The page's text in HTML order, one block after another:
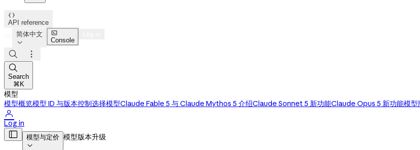

API reference
简体中文


Console



Search
⌘K
模型
模型概览模型 ID 与版本控制选择模型Claude Fable 5 与 Claude Mythos 5 介绍Claude Sonnet 5 新功能Claude Opus 5 新功能模型

Log in
 模型与定价

模型版本升级